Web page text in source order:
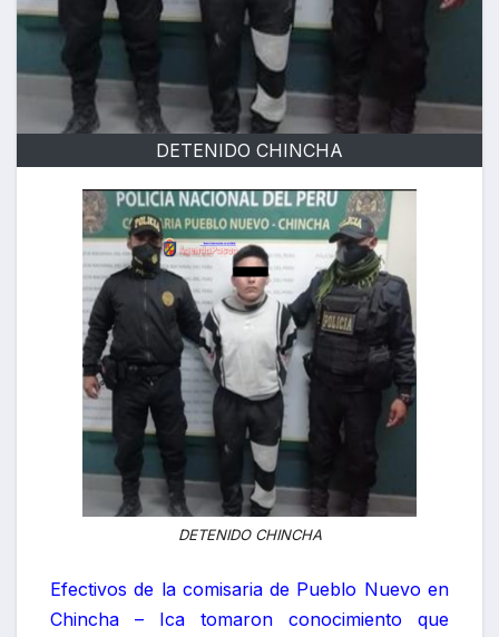
DETENIDO CHINCHA
DETENIDO CHINCHA
Efectivos de la comisaria de Pueblo Nuevo en
Chincha – Ica tomaron conocimiento que